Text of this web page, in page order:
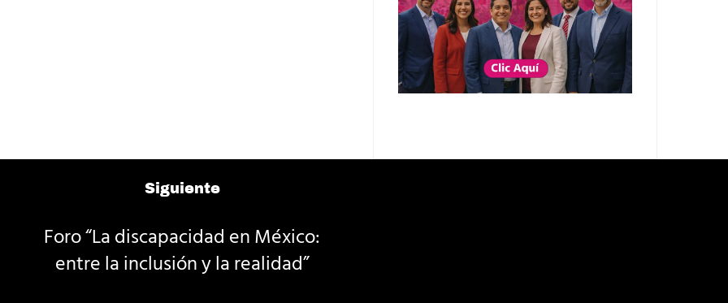
Siguiente
Foro “La discapacidad en México:
entre la inclusión y la realidad”